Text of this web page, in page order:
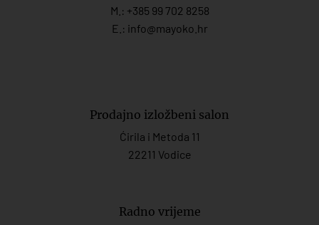
M.: +385 99 702 8258
E.: info@mayoko. hr
Prodajno izložbeni salon
Ćirila i Metoda 11
22211 Vodice
Radno vrijeme